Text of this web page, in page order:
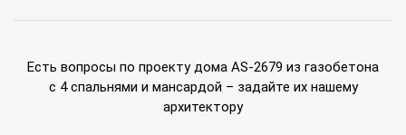
Есть вопросы по проекту дома AS-2679 из газобетона
с 4 спальнями и мансардой – задайте их нашему
архитектору